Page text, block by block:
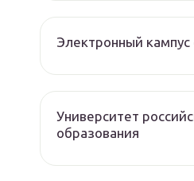
Электронный кампус
Университет
образования